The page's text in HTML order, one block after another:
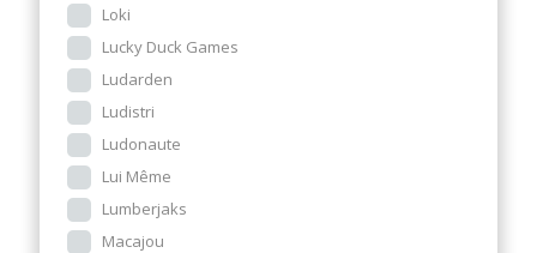
Loki
Lucky Duck Games
Ludarden
Ludistri
Ludonaute
Lui Même
Lumberjaks
Macajou